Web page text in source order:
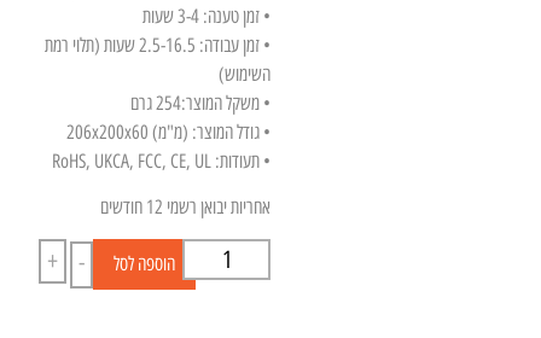
• זמן טענה: 3-4 שעות
• זמן עבודה: 2.5-16.5 שעות (תלוי רמת
השימוש)
• משקל המוצר:254 גרם
• גודל המוצר: (מ"מ) 206x200x60
• תעודות: RoHS, UKCA, FCC, CE, UL
אחריות יבואן רשמי 12 חודשים
-
+ הוספה לסל